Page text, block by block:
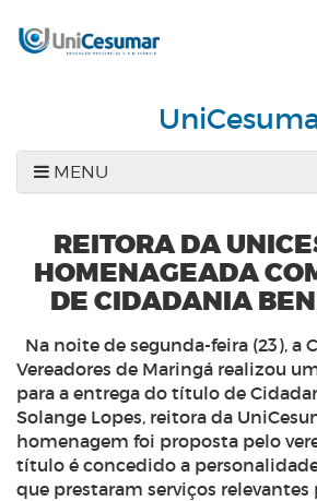
MENU
REITORA DA
HOMENAGEADA
DE CIDADANIA
Na noite de segunda-feira (23), a
Vereadores de Maringá realizou
para a entrega do título de
Solange Lopes, reitora da
homenagem foi proposta pelo
título é concedido a
que prestaram serviços relevantes